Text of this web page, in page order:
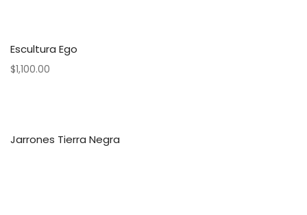
Escultura Ego
$1,100.00
Jarrones Tierra Negra